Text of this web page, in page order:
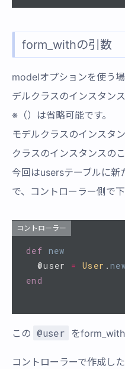
form_withの引数
modelオプションを使う
デルクラスのインスタンス
※（）は省略可能です。
モデルクラスのインスタ
クラスのインスタンスのこ
今回はusersテーブルに新
で、コントローラー側で
コントローラー
def new
@user
= User .
end
この @user をform_with
コントローラーで作成し